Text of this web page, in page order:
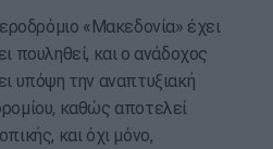
«Μακεδονία» έχει
πουληθεί, και ο ανάδοχος
υπόψη την αναπτυξιακή
καθώς αποτελεί
και όχι μόνο,